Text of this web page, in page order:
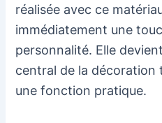
réalisée avec ce
immédiatement une
personnalité. Elle
central de la décoration
une fonction pratique.